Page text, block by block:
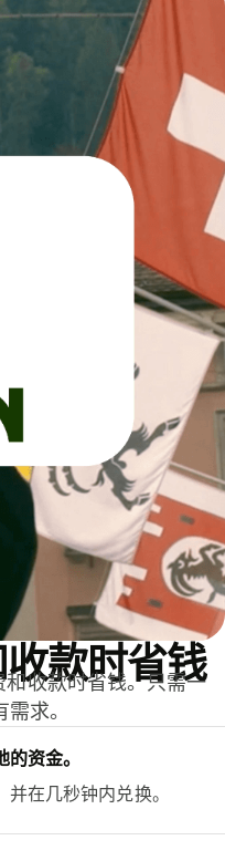
款时省钱
收款时省钱。只需一
求。
资金。
在几秒钟内兑换。